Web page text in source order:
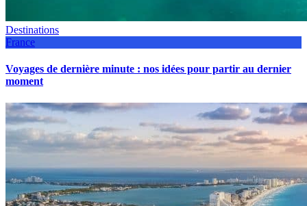
Destinations
France
Voyages de dernière minute : nos idées pour partir au dernier
moment